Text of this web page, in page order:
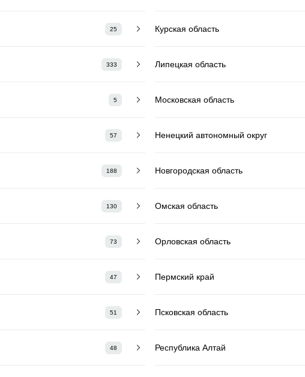
25 Курская область
333 Липецкая область
5 Московская область
57 Ненецкий автономный округ
188 Новгородская область
130 Омская область
73 Орловская область
47 Пермский край
51 Псковская область
48 Республика Алтай